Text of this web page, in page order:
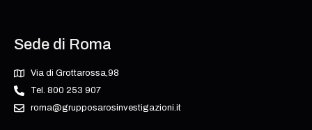
Sede di Roma
Via di Grottarossa,98
Tel. 800 253 907
roma@grupposarosinvestigazioni.it